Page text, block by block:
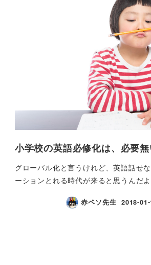
小学校の英語必修化は、必要
グローバル化と言うけれど、英語話せ
ーションとれる時代が来ると思うんだよ
赤ペソ先生 2018-01-